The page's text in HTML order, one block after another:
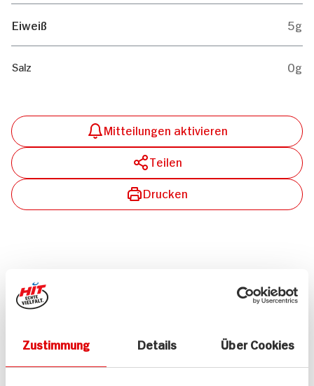
Zustimmung Details Über Cookies
Eiweiß 5g
Salz 0g
Mitteilungen aktivieren
Teilen
Drucken
Passende Artikel zum Rezept